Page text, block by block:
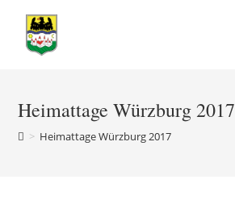
Inhalt
springen
Heimattage Würzburg 2017
> Heimattage Würzburg 2017